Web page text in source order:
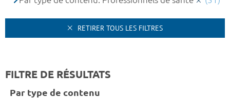
RETIRER TOUS LES FILTRES
FILTRE DE RÉSULTATS
Par type de contenu